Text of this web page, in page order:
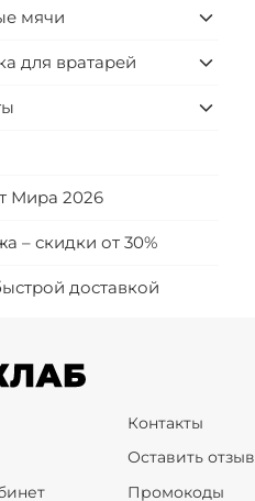
мячи
для вратарей
Мира 2026
– скидки от 30%
доставкой
Контакты
Оставить отзыв
Промокоды